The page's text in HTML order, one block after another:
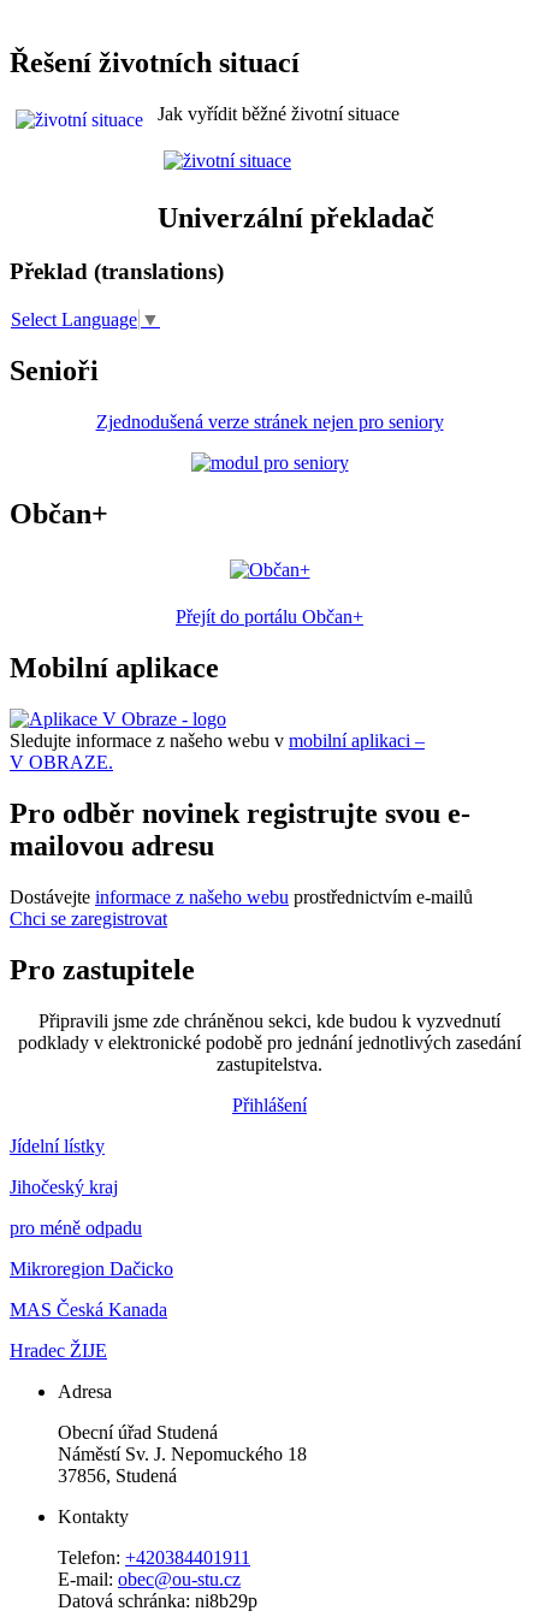
Řešení životních situací
Jak vyřídit běžné životní situace
Univerzální překladač
Překlad (translations)
Select Language ▼
Senioři
Zjednodušená verze stránek nejen pro seniory
Občan+
Přejít do portálu Občan+
Mobilní aplikace
Sledujte informace z našeho webu v mobilní aplikaci –
V OBRAZE.
Pro odběr novinek registrujte svou e-
mailovou adresu
Dostávejte informace z našeho webu prostřednictvím e-mailů
Chci se zaregistrovat
Pro zastupitele
Připravili jsme zde chráněnou sekci, kde budou k vyzvednutí
podklady v elektronické podobě pro jednání jednotlivých zasedání
zastupitelstva.
Přihlášení
Jídelní lístky
Jihočeský kraj
pro méně odpadu
Mikroregion Dačicko
MAS Česká Kanada
Hradec ŽIJE
Adresa
Obecní úřad Studená
Náměstí Sv. J. Nepomuckého 18
37856, Studená
Kontakty
Telefon: +420384401911
E-mail: obec@ou-stu.cz
Datová schránka: ni8b29p